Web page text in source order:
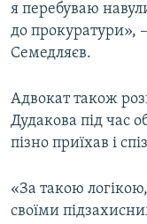
я перебуваю
до прокуратури»,
Семедляєв.
Адвокат також
Дудакова під час
пізно приїхав і
«За такою
своїми